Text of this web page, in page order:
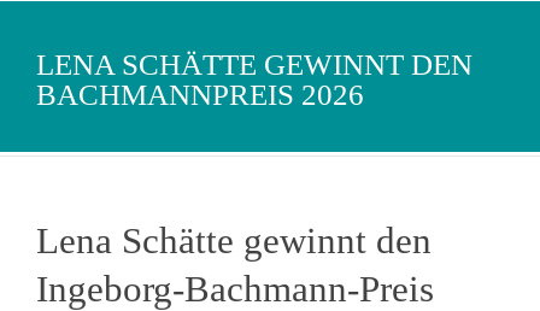
LENA SCHÄTTE GEWINNT DEN
BACHMANNPREIS 2026
Lena Schätte gewinnt den
Ingeborg-Bachmann-Preis